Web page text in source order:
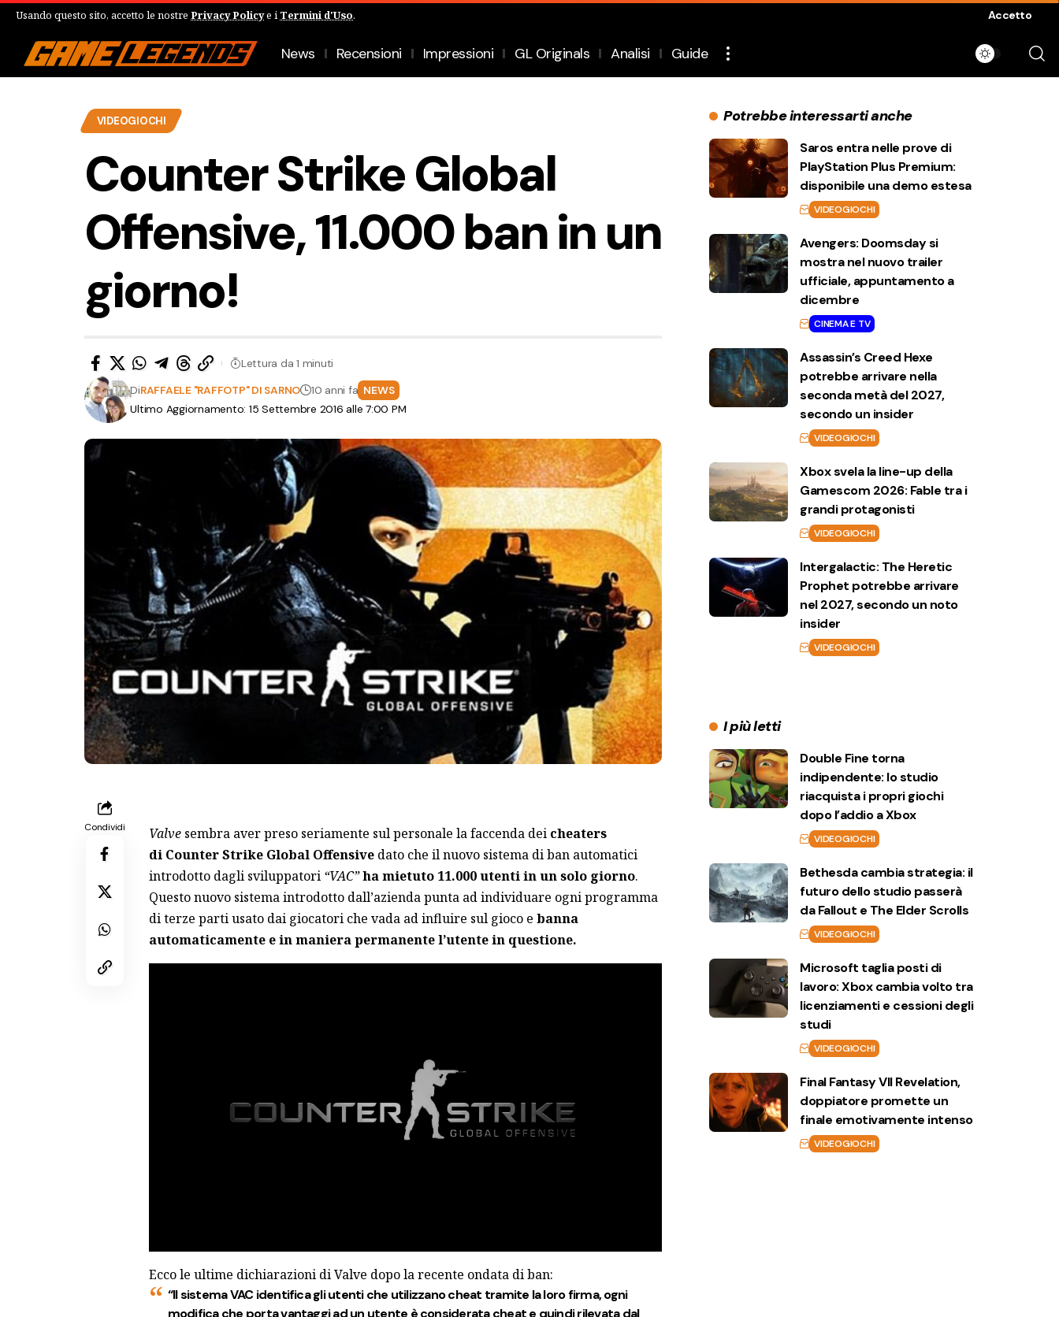
Usando questo sito, accetto le nostre Privacy Policye i Termini d'Uso. Accetto
News Recensioni Impressioni GL Originals Analisi Guide
VIDEOGIOCHI
Counter Strike Global
Offensive, 11.000 ban in un
giorno!
Ultimo Aggiornamento: 15 Settembre 2016 alle 7:00 PM
DiRAFFAELE "RAFFOTP" DI SARNO 10 anni fa NEWS
Lettura da 1 minuti
Condividi Valvesembra aver preso seriamente sul personale la faccenda dei cheaters
di Counter Strike Global Offensivedato che il nuovo sistema di ban automatici
introdotto dagli sviluppatori“VAC”ha mietuto 11.000 utenti in un solo giorno.
Questo nuovo sistema introdotto dall’azienda punta ad individuare ogni programma
di terze parti usato dai giocatori che vada ad influire sul gioco e banna
automaticamente e in maniera permanente l’utente in questione.
Ecco le ultime dichiarazioni di Valve dopo la recente ondata di ban:
“Il sistema VAC identifica gli utenti che utilizzano cheat tramite la loro firma, ogni
Potrebbe interessarti anche
Saros entra nelle prove di
PlayStation Plus Premium:
disponibile una demo estesa
VIDEOGIOCHI
Avengers: Doomsday si
mostra nel nuovo trailer
ufficiale, appuntamento a
dicembre
CINEMA E TV
Assassin’s Creed Hexe
potrebbe arrivare nella
seconda metà del 2027,
secondo un insider
VIDEOGIOCHI
Xbox svela la line-up della
Gamescom 2026: Fable tra i
grandi protagonisti
VIDEOGIOCHI
Intergalactic: The Heretic
Prophet potrebbe arrivare
nel 2027, secondo un noto
insider
VIDEOGIOCHI
I più letti
Double Fine torna
indipendente: lo studio
riacquista i propri giochi
dopo l’addio a Xbox
VIDEOGIOCHI
Bethesda cambia strategia: il
futuro dello studio passerà
da Fallout e The Elder Scrolls
VIDEOGIOCHI
Microsoft taglia posti di
lavoro: Xbox cambia volto tra
licenziamenti e cessioni degli
studi
VIDEOGIOCHI
Final Fantasy VII Revelation,
doppiatore promette un
finale emotivamente intenso
VIDEOGIOCHI